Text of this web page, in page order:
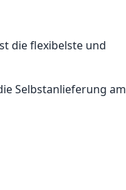
die flexibelste und
Selbstanlieferung am